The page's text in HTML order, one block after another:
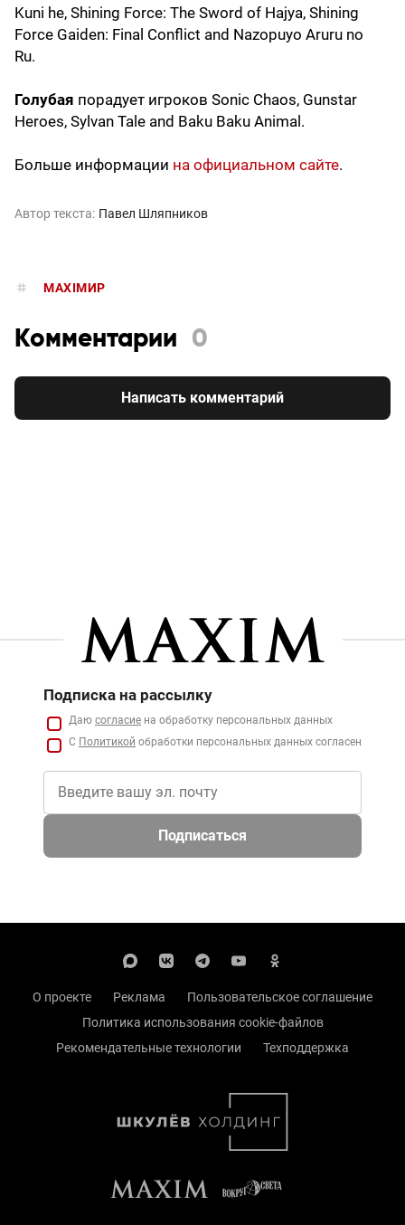
Kuni he, Shining Force: The Sword of Hajya, Shining
Force Gaiden: Final Conflict and Nazopuyo Aruru no
Ru.
Голубая порадует игроков Sonic Chaos, Gunstar
Heroes, Sylvan Tale and Baku Baku Animal.
Больше информации на официальном сайте.
Автор текста: Павел Шляпников
MAXIMИР
Комментарии 0
Написать комментарий
Подписка на рассылку
Даю согласие на обработку персональных данных
С Политикой обработки персональных данных согласен
Подписаться
О проекте Реклама
Пользовательское соглашение
Политика использования cookie-файлов
Рекомендательные технологии
Техподдержка